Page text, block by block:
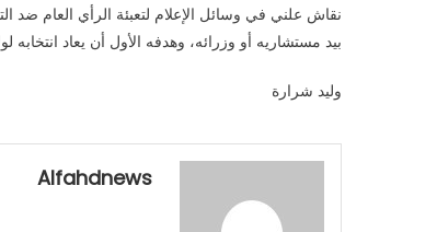
نقاش علني في وسائل الإعلام لتعبئة الرأي العام ضد
بيد مستشاريه أو وزرائه، وهدفه الأول أن يعاد
وليد شرارة
Alfahdnews